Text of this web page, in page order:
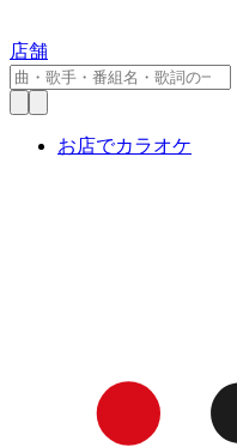
店舗
お店でカラオケ